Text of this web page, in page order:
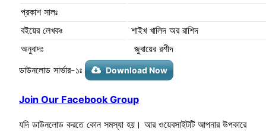
প্রকাশ সালঃ
বইয়ের লেখকঃ
শাইখ খালিদ অর রাশিদ
অনুবাদঃ
জুবায়ের রশীদ
ডাউনলোড সার্ভার-১ঃ
Download Now
Join Our Facebook Group
যদি ডাউনলোড করতে কোন সমস্যা হয়। আর ওয়েবসাইটটি আপনার উপকারে